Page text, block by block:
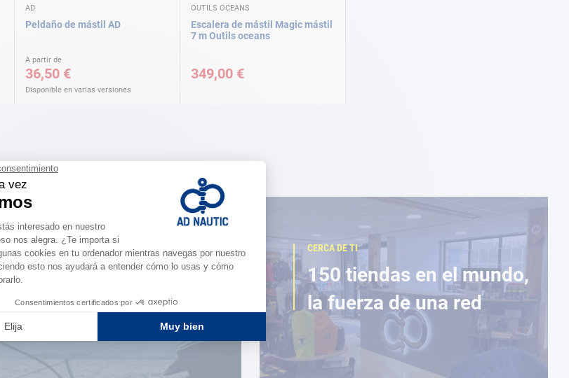
AD
Peldaño de mástil AD
A partir de
36,50 €
Disponible en varias versiones
OUTILS OCEANS
Escalera de mástil Magic mástil
7 m Outils oceans
349,00 €
ESPACIO FIDELIDAD
¿Eres apasionado?
Benefíciate de ventajas
exclusivas
CERCA DE TI
150 tiendas en el mundo,
la fuerza de una red